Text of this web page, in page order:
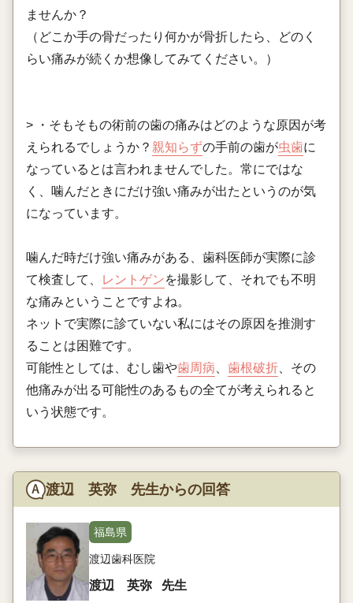
ませんか？
（どこか手の骨だったり何かが骨折したら、どのく
らい痛みが続くか想像してみてください。）
> ・そもそもの術前の歯の痛みはどのような原因が考
えられるでしょうか？ 親知らずの手前の歯が虫歯に
なっているとは言われませんでした。常にではな
く、噛んだときにだけ強い痛みが出たというのが気
になっています。
噛んだ時だけ強い痛みがある、歯科医師が実際に診
て検査して、
レントゲンを撮影して、それでも不明
な痛みということですよね。
ネットで実際に診ていない私にはその原因を推測す
ることは困難です。
可能性としては、むし歯や歯周病 歯根破折、その
他痛みが出る可能性のあるもの全てが考えられると
いう状態です。
渡辺 英弥 先生からの回答
福島県
渡辺歯科医院
渡辺 英弥 先生